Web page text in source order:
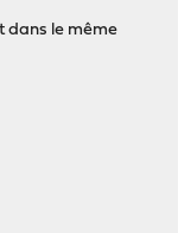
dans le même